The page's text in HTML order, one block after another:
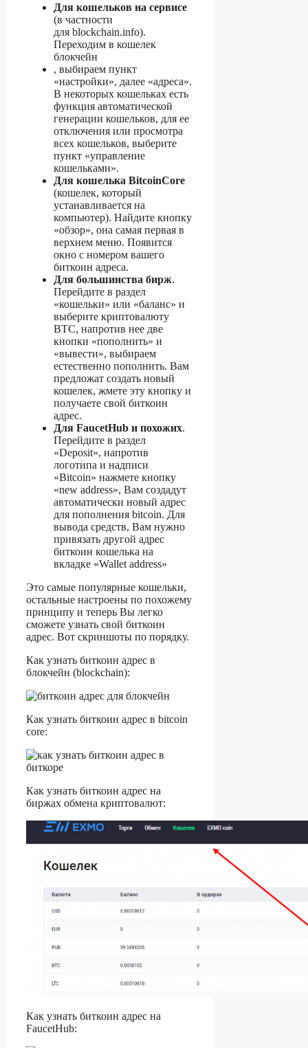
Для кошельков на сервисе
(в частности
для blockchain.info).
Переходим в кошелек
блокчейн
, выбираем пункт
«настройки», далее «адреса».
В некоторых кошельках есть
функция автоматической
генерации кошельков, для ее
отключения или просмотра
всех кошельков, выберите
пункт «управление
кошельками».
Для кошелька BitcoinCore
(кошелек, который
устанавливается на
компьютер). Найдите кнопку
«обзор», она самая первая в
верхнем меню. Появится
окно с номером вашего
биткоин адреса.
Для большинства бирж.
Перейдите в раздел
«кошельки» или «баланс» и
выберите криптовалюту
BTC, напротив нее две
кнопки «пополнить» и
«вывести», выбираем
естественно пополнить. Вам
предложат создать новый
кошелек, жмете эту кнопку и
получаете свой биткоин
адрес.
Для FaucetHub и похожих.
Перейдите в раздел
«Deposit», напротив
логотипа и надписи
«Bitcoin» нажмете кнопку
«new address», Вам создадут
автоматически новый адрес
для пополнения bitcoin. Для
вывода средств, Вам нужно
привязать другой адрес
биткоин кошелька на
вкладке «Wallet address»
Это самые популярные кошельки,
остальные настроены по похожему
принципу и теперь Вы легко
сможете узнать свой биткоин
адрес. Вот скриншоты по порядку.
Как узнать биткоин адрес в
блокчейн (blockchain):
Как узнать биткоин адрес в bitcoin
core:
Как узнать биткоин адрес на
биржах обмена криптовалют:
Как узнать биткоин адрес на
FaucetHub: